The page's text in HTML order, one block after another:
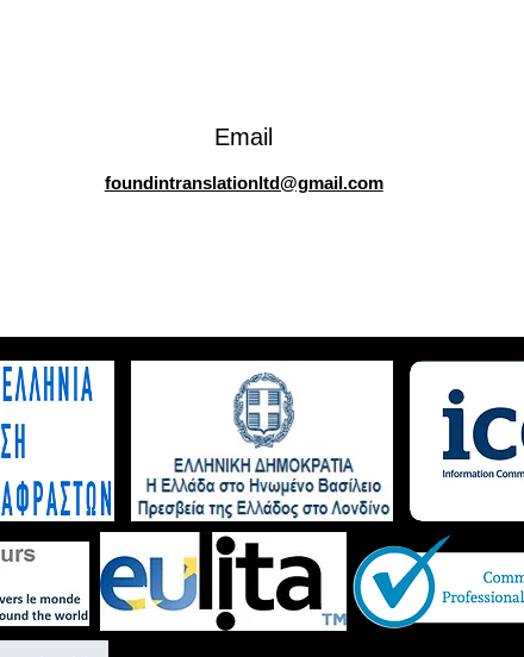
Επίσημες μεταφράσεις στην
Ελλάδα και στο εξωτερικό:
Email
foundintranslationltd@gmail.com